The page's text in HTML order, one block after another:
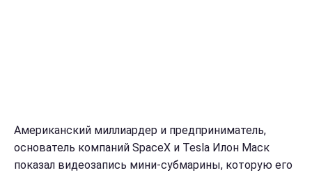
Американский миллиардер и предприниматель,
основатель компаний SpaceX и Tesla Илон Маск
показал видеозапись мини-субмарины, которую его